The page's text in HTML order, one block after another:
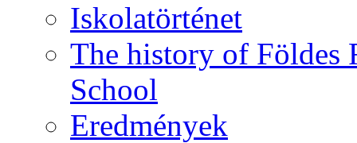
Iskolatörténet
The history of Földes
School
Eredmények